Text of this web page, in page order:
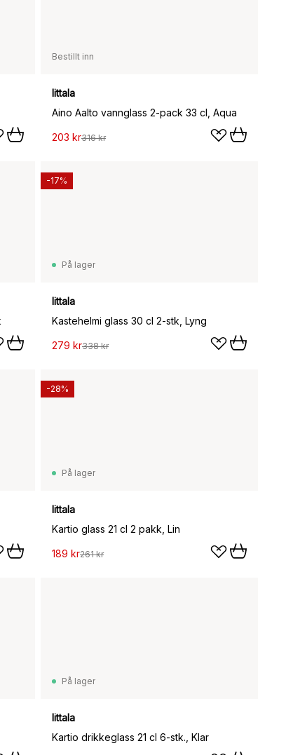
Bestillt inn
Iittala
Aino Aalto vannglass 2-pack 33 cl, Aqua
203 kr316 kr
På lager
Iittala
Kastehelmi glass 30 cl 2-stk, Lyng
279 kr338 kr
-17%
På lager
Iittala
Kartio glass 21 cl 2 pakk, Lin
189 kr261 kr
-28%
På lager
Iittala
Kartio drikkeglass 21 cl 6-stk., Klar